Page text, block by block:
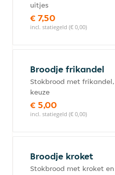
uitjes
€ 7,50
incl. statiegeld (€ 0,00)
Broodje frikandel
Stokbrood met
keuze
€ 5,00
incl. statiegeld (€ 0,00)
Broodje kroket
Stokbrood met kroket